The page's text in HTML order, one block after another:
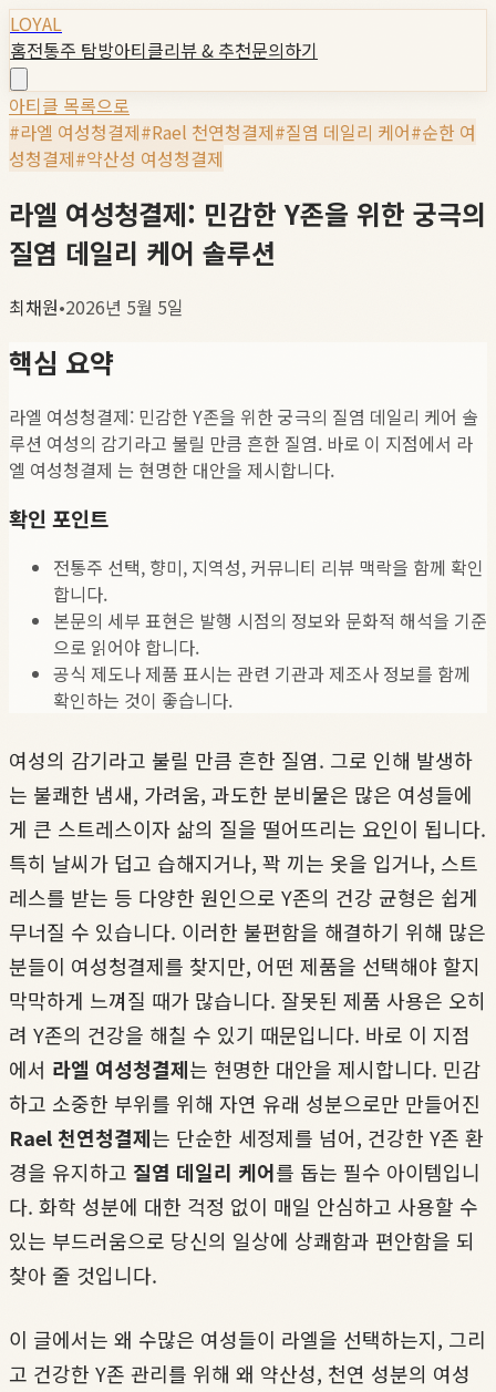
LOYAL
홈전통주 탐방아티클리뷰 & 추천문의하기
아티클 목록으로
#라엘 여성청결제#Rael 천연청결제#질염 데일리 케어#순한 여
성청결제#약산성 여성청결제
라엘 여성청결제: 민감한 Y존을 위한 궁극의
질염 데일리 케어 솔루션
최채원•2026년 5월 5일
핵심 요약
라엘 여성청결제: 민감한 Y존을 위한 궁극의 질염 데일리 케어 솔
루션 여성의 감기라고 불릴 만큼 흔한 질염. 바로 이 지점에서 라
엘 여성청결제 는 현명한 대안을 제시합니다.
확인 포인트
전통주 선택, 향미, 지역성, 커뮤니티 리뷰 맥락을 함께 확인
합니다.
본문의 세부 표현은 발행 시점의 정보와 문화적 해석을 기준
으로 읽어야 합니다.
공식 제도나 제품 표시는 관련 기관과 제조사 정보를 함께
확인하는 것이 좋습니다.
여성의 감기라고 불릴 만큼 흔한 질염. 그로 인해 발생하
는 불쾌한 냄새, 가려움, 과도한 분비물은 많은 여성들에
게 큰 스트레스이자 삶의 질을 떨어뜨리는 요인이 됩니다.
특히 날씨가 덥고 습해지거나, 꽉 끼는 옷을 입거나, 스트
레스를 받는 등 다양한 원인으로 Y존의 건강 균형은 쉽게
무너질 수 있습니다. 이러한 불편함을 해결하기 위해 많은
분들이 여성청결제를 찾지만, 어떤 제품을 선택해야 할지
막막하게 느껴질 때가 많습니다. 잘못된 제품 사용은 오히
려 Y존의 건강을 해칠 수 있기 때문입니다. 바로 이 지점
에서 라엘 여성청결제는 현명한 대안을 제시합니다. 민감
하고 소중한 부위를 위해 자연 유래 성분으로만 만들어진
Rael 천연청결제는 단순한 세정제를 넘어, 건강한 Y존 환
경을 유지하고 질염 데일리 케어를 돕는 필수 아이템입니
다. 화학 성분에 대한 걱정 없이 매일 안심하고 사용할 수
있는 부드러움으로 당신의 일상에 상쾌함과 편안함을 되
찾아 줄 것입니다.
이 글에서는 왜 수많은 여성들이 라엘을 선택하는지, 그리
고 건강한 Y존 관리를 위해 왜 약산성, 천연 성분의 여성